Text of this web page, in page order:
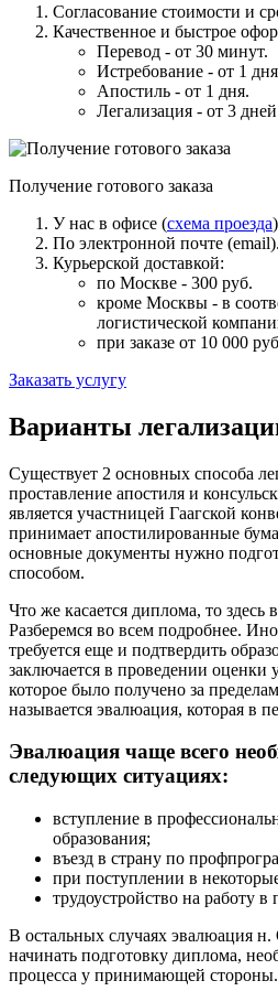
Согласование стоимости и
Качественное и быстрое
Перевод - от 30 минут.
Истребование - от 1
Апостиль - от 1 дня.
Легализация - от 3
Получение готового заказа
У нас в офисе (схема проезда
По электронной почте (email).
Курьерской доставкой:
по Москве - 300 руб.
кроме Москвы - в
логистической
при заказе от 10 000
Заказать услугу
Варианты
Существует 2 основных способа
проставление апостиля и
является участницей Гаагской
принимает апостилированные
основные документы нужно
способом.
Что же касается диплома, то здесь
Разберемся во всем подробнее.
требуется еще и подтвердить
заключается в проведении оценки
которое было получено за
называется эвалюация, которая в
Эвалюация чаще всего
следующих ситуациях:
вступление в
образования;
въезд в страну по
при поступлении в
трудоустройство на работу в
В остальных случаях эвалюация
начинать подготовку диплома,
процесса у принимающей стороны.